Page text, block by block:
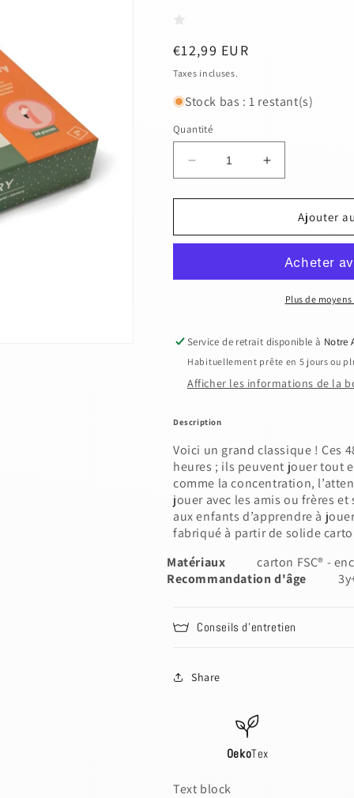
Prix
habituel
€12,99 EUR
Taxes incluses.
Stock bas : 1 restant(s)
Quantité
Réduire
la
quantité
Jeu
Animaux
Augmenter
la
quantité
Jeu
memories
Animaux
Ajouter
Plus de
Service de retrait disponible à Notre
Habituellement prête en 5 jours ou
Afficher les informations de la
Description
Voici un grand classique ! Ces
heures ; ils peuvent jouer tout
comme la concentration,
jouer avec les amis ou frères
aux enfants d’apprendre à
fabriqué à partir de solide
Matériaux
carton FSC® -
Recommandation d'âge
Conseils d'entretien
Share
OekoTex
Text block